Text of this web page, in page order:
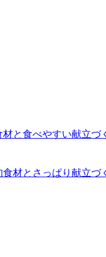
と食べやすい献立づ
材とさっぱり献立づ